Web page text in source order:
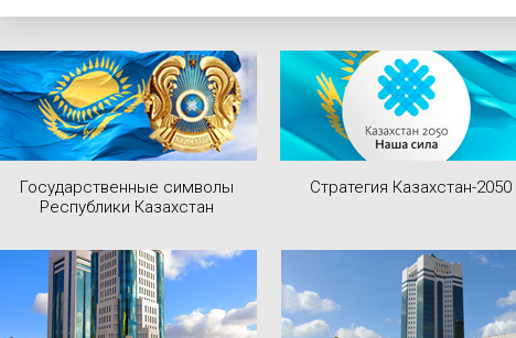
Государственные символы
Республики Казахстан
Стратегия Казахстан-2050